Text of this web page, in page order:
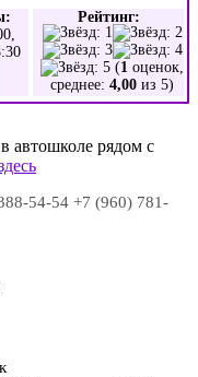
Рейтинг:
(1 оценок,
среднее: 4,00 из 5)
автошколе рядом с
54-54 +7 (960) 781-